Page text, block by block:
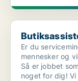
Butiksassistent over
Er du
mennesker og
Så er jobbet
noget for dig!